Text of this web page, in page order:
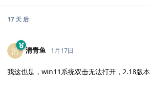
17 天 后
清 清青鱼 1月17日
我这也是，win11系统双击无法打开，2.18版本